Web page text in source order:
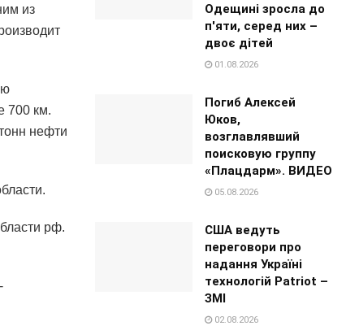
из
700 км.
нефти
рф.
Одещині зросла до
п'яти, серед них –
двоє дітей
01.08.2026
Погиб Алексей
Юков,
возглавлявший
поисковую группу
«Плацдарм». ВИДЕО
05.08.2026
США ведуть
переговори про
надання Україні
технологій Patriot –
ЗМІ
02.08.2026